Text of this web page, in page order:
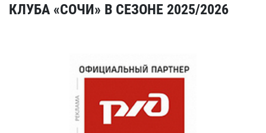
КЛУБА «СОЧИ» В СЕЗОНЕ 2025/2026